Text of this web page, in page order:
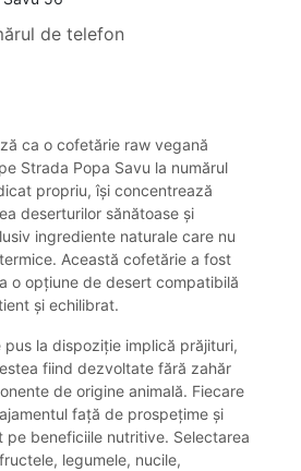
de telefon
ca o cofetărie raw vegană
Strada Popa Savu la numărul
propriu, își concentrează
deserturilor sănătoase și
ingrediente naturale care nu
Această cofetărie a fost
o opțiune de desert compatibilă
și echilibrat.
la dispoziție implică prăjituri,
fiind dezvoltate fără zahăr
de origine animală. Fiecare
față de prospețime și
beneficiile nutritive. Selectarea
legumele, nucile,